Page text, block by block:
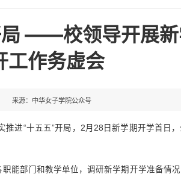
局 ——校领导开展
工作务虚会
来源：中华女子学院公众号
进“十五五”开局，2月28日新学期开学首日
能部门和教学单位，调研新学期开学准备情况